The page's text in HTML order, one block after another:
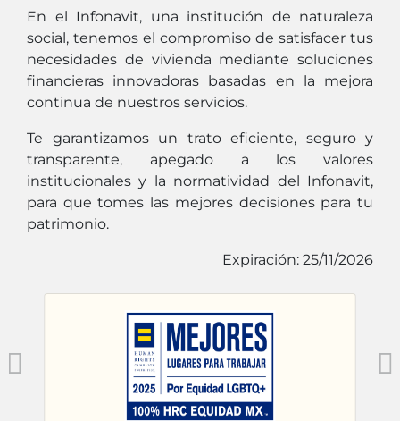
En el Infonavit, una institución de naturaleza
social, tenemos el compromiso de satisfacer tus
necesidades de vivienda mediante soluciones
financieras innovadoras basadas en la mejora
continua de nuestros servicios.
Te garantizamos un trato eficiente, seguro y
transparente, apegado a los valores
institucionales y la normatividad del Infonavit,
para que tomes las mejores decisiones para tu
patrimonio.
Expiración: 25/11/2026